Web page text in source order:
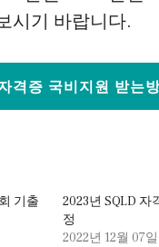
시기 바랍니다.
격증 국비지원 받는
기출
2023년 SQLD 자
정
2022년 12월 07일